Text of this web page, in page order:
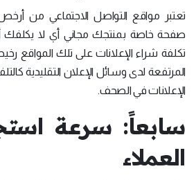
تعتبر مواقع التواصل الاجتماعي من
صفحة خاصة بمنتجك مجاني أي لا يكلفك
تكلفة شراء الإعلانات على تلك المواقع
المرتفعة لدى وسائل الإعلان التقليدية
الإعلانات في الصحف.
سابعاً: سرعة
العملاء